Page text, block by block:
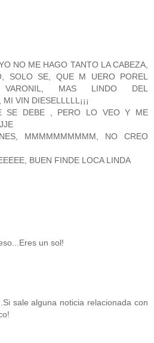
NO ME HAGO TANTO LA CABEZA,
SOLO SE, QUE M UERO POREL
MAS LINDO DEL
VIN DIESELLLLL¡¡¡
SE DEBE , PERO LO VEO Y ME
MMMMMMMMMM, NO CREO
BUEN FINDE LOCA LINDA
un sol!
sale alguna noticia relacionada con